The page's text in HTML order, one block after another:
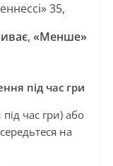
35,
, «Менше»
під час гри
час гри) або
на